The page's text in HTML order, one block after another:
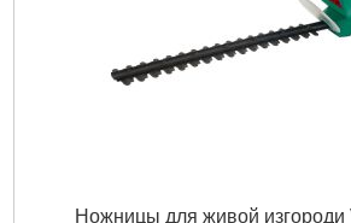
Ножницы для живой изгороди